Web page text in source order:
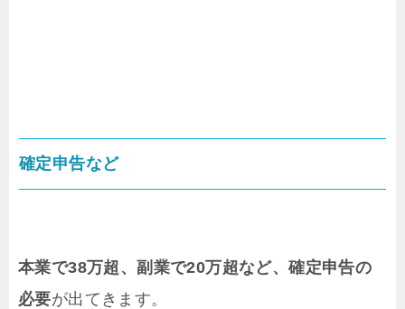
確定申告など
本業で38万超、副業で20万超など、確定申告の
必要が出てきます。